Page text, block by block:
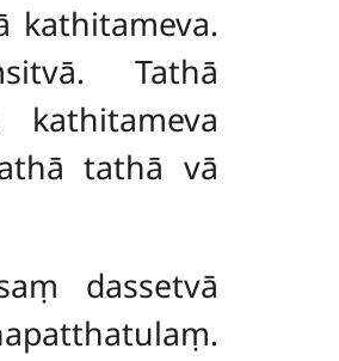
kathitameva.
Tathā
tathā vā
dassetvā